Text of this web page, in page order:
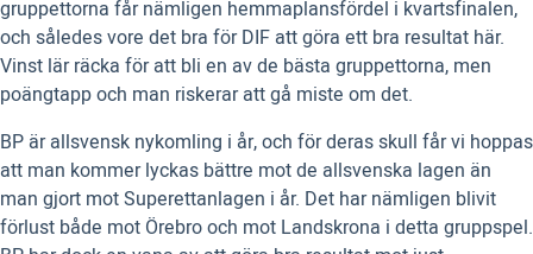
gruppettorna får nämligen hemmaplansfördel i kvartsfinalen,
och således vore det bra för DIF att göra ett bra resultat här.
Vinst lär räcka för att bli en av de bästa gruppettorna, men
poängtapp och man riskerar att gå miste om det.
BP är allsvensk nykomling i år, och för deras skull får vi hoppas
att man kommer lyckas bättre mot de allsvenska lagen än
man gjort mot Superettanlagen i år. Det har nämligen blivit
förlust både mot Örebro och mot Landskrona i detta gruppspel.